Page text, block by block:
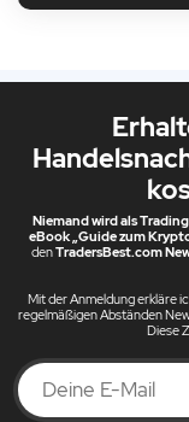
Niemand wird als
eBook „Guide zum
denTradersBest.com
Mit der Anmeldung erkläre
regelmäßigen Abständen
Diese